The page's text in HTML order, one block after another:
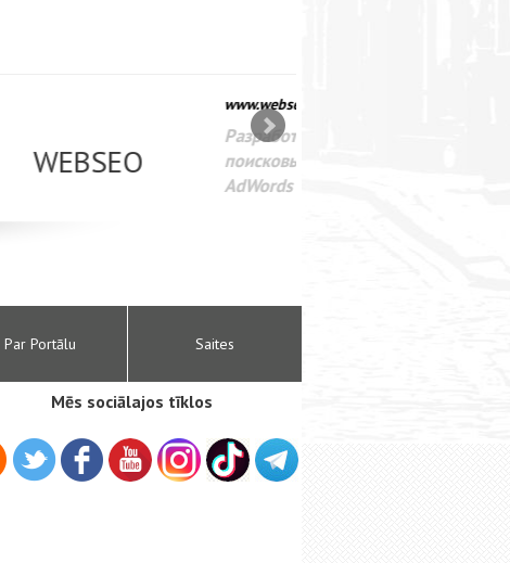
SEO оптимизация сайта для
в интернете Google
Par Portālu Saites
Mēs sociālajos tīklos